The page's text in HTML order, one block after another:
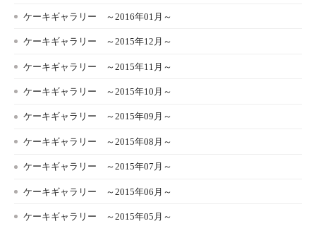
ケーキギャラリー ～2016年01月～
ケーキギャラリー ～2015年12月～
ケーキギャラリー ～2015年11月～
ケーキギャラリー ～2015年10月～
ケーキギャラリー ～2015年09月～
ケーキギャラリー ～2015年08月～
ケーキギャラリー ～2015年07月～
ケーキギャラリー ～2015年06月～
ケーキギャラリー ～2015年05月～